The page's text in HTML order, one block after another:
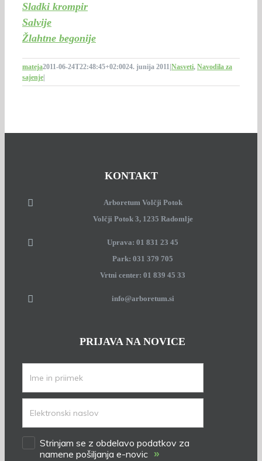
Sladki krompir
Salvije
Žlahtne begonije
mateja2011-06-24T22:48:45+02:0024. junija 2011 Nasveti, Navodila za
sajenje
KONTAKT
Arboretum Volčji Potok
Volčji Potok 3, 1235 Radomlje
Uprava: 01 831 23 45
Park: 031 379 705
Vrtni center: 01 839 45 33
info@arboretum.si
PRIJAVA NA NOVICE
Strinjam se z obdelavo podatkov za
namene pošiljanja e-novic »